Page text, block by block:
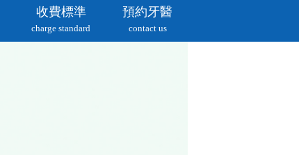
收費標準
charge standard
預約牙醫
contact us